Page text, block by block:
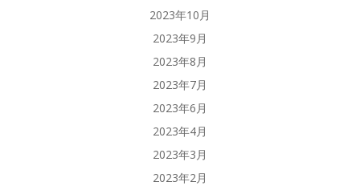
2023年10月
2023年9月
2023年8月
2023年7月
2023年6月
2023年4月
2023年3月
2023年2月